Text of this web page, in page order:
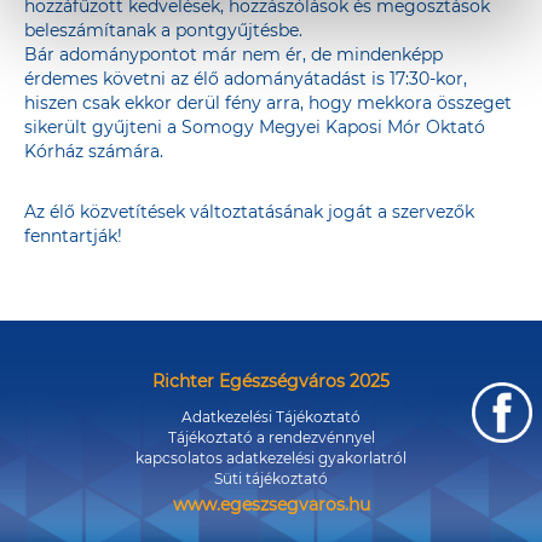
hozzáfűzött kedvelések, hozzászólások és megosztások
beleszámítanak a pontgyűjtésbe.
Bár adománypontot már nem ér, de mindenképp
érdemes követni az élő adományátadást is 17:30-kor,
hiszen csak ekkor derül fény arra, hogy mekkora összeget
sikerült gyűjteni a Somogy Megyei Kaposi Mór Oktató
Kórház számára.
Az élő közvetítések változtatásának jogát a szervezők
fenntartják!
Richter Egészségváros 2025
Adatkezelési Tájékoztató
Tájékoztató a rendezvénnyel
kapcsolatos adatkezelési gyakorlatról
Süti tájékoztató
www.egeszsegvaros.hu